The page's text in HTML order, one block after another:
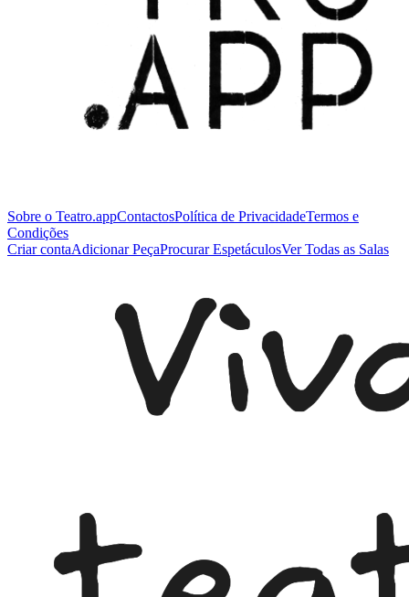
Sobre o Teatro.appContactosPolítica de PrivacidadeTermos e
Condições
Criar contaAdicionar PeçaProcurar EspetáculosVer Todas as Salas